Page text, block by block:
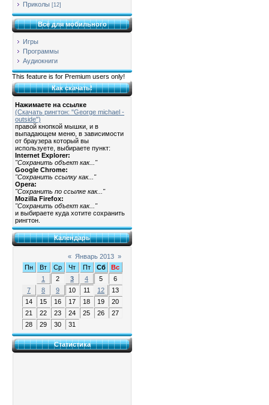
Приколы [12]
Всё для мобильного
Игры
Программы
Аудиокниги
This feature is for Premium users only!
Как скачать!
Нажимаете на ссылке
(Скачать рингтон: "George michael -
outside")
правой кнопкой мышки, и в
выпадающем меню, в зависимости
от браузера который вы
используете, выбираете пункт:
Internet Explorer:
"Сохранить объект как..."
Google Chrome:
"Сохранить ссылку как..."
Opera:
"Сохранить по ссылке как..."
Mozilla Firefox:
"Сохранить объект как..."
и выбираете куда хотите сохранить
рингтон.
Календарь
« Январь 2013 »
Пн
Вт Ср Чт Пт Сб
Вс
1
2 3 4 5
6
7
8 9 10 11 12
13
14
15 16 17 18 19
20
21
22 23 24 25 26
27
28
29 30 31
Статистика